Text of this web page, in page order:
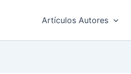
Artículos Autores